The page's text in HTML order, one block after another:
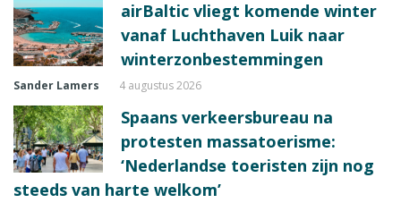
airBaltic vliegt komende winter
vanaf Luchthaven Luik naar
winterzonbestemmingen
Sander Lamers 4 augustus 2026
Spaans verkeersbureau na
protesten massatoerisme:
‘Nederlandse toeristen zijn nog
steeds van harte welkom’